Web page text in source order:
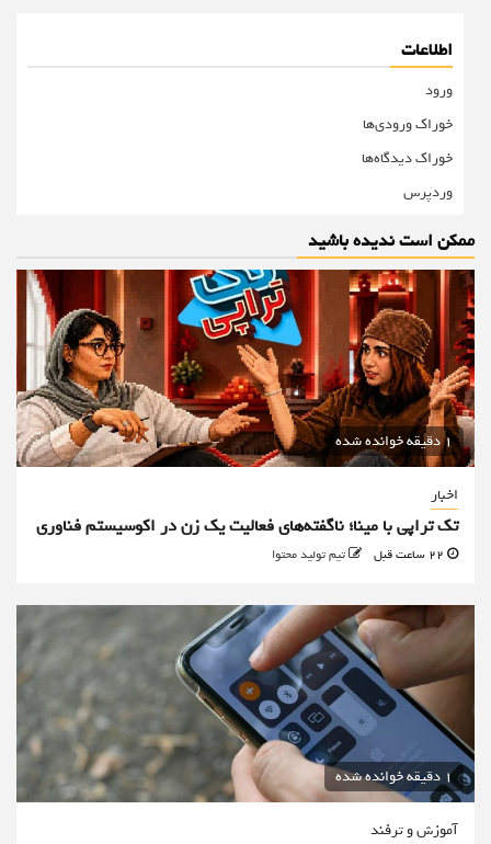
اطلاعات
ورود
خوراک ورودی‌ها
خوراک دیدگاه‌ها
وردپرس
ممکن است ندیده باشید
1 دقیقه خوانده شده
اخبار
تک تراپی با مینا؛ ناگفته‌های فعالیت یک زن در اکوسیستم فناوری
تیم تولید محتوا
1 دقیقه خوانده شده
آموزش و ترفند